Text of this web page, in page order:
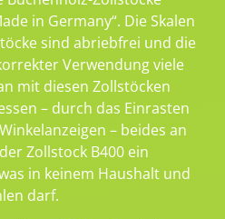
in Germany“. Die Skalen
sind abriebfrei und die
Verwendung viele
mit diesen Zollstöcken
– durch das Einrasten
– beides an
Zollstock B400 ein
in keinem Haushalt und
darf.